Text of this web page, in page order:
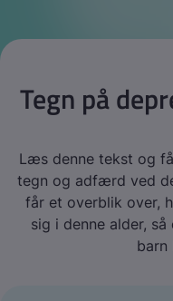
Tegn på
Læs denne tekst og
tegn og adfærd ved
får et overblik over,
sig i denne alder,